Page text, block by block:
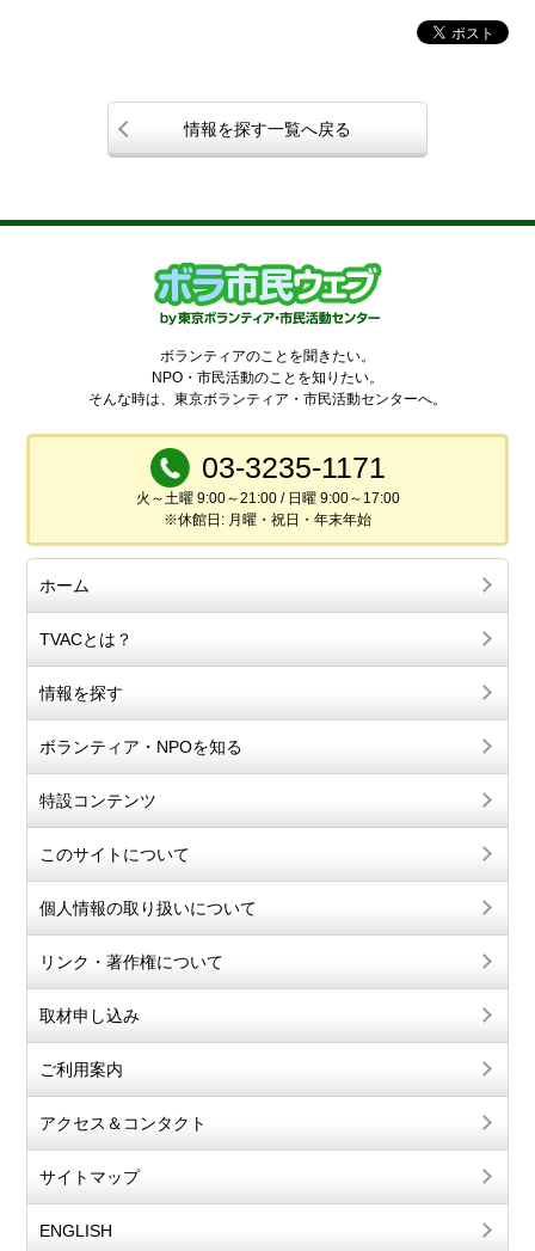
情報を探す一覧へ戻る
ボランティアのことを聞きたい。
NPO・市民活動のことを知りたい。
そんな時は、東京ボランティア・市民活動センターへ。
03-3235-1171
火～土曜 9:00～21:00 / 日曜 9:00～17:00
※休館日: 月曜・祝日・年末年始
ホーム
TVACとは？
情報を探す
ボランティア・NPOを知る
特設コンテンツ
このサイトについて
個人情報の取り扱いについて
リンク・著作権について
取材申し込み
ご利用案内
アクセス＆コンタクト
サイトマップ
ENGLISH